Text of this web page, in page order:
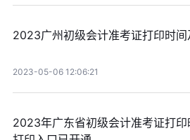
2023广州初级会计准考证打印时间
2023-05-06 12:06:21
2023年广东省初级会计准考证打